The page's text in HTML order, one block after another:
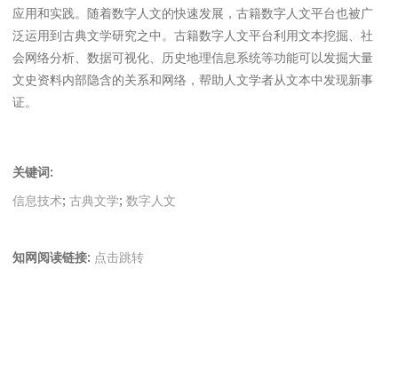
应用和实践。随着数字人文的快速发展，古籍数字人文平台也被广
泛运用到古典文学研究之中。古籍数字人文平台利用文本挖掘、社
会网络分析、数据可视化、历史地理信息系统等功能可以发掘大量
文史资料内部隐含的关系和网络，帮助人文学者从文本中发现新事
证。
关键词:
信息技术;古典文学;数字人文
知网阅读链接: 点击跳转